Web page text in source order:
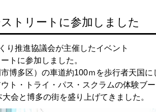
トリートに参加しました
り推進協議会が主催したイベント
トに参加しました。
博多区）の車道約100ｍを歩行者天国に
ト・トライ・パス・スクラムの体験ブ
会と博多の街を盛り上げてきました。